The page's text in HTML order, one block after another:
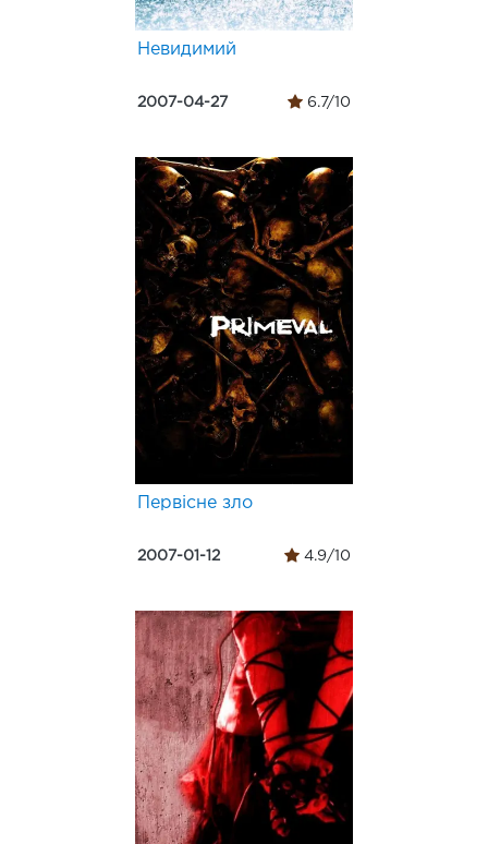
Невидимий
2007-04-27 6.7/10
Первісне зло
2007-01-12 4.9/10